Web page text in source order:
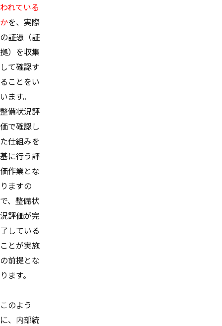
われている
かを、実際
の証憑（証
拠）を収集
して確認す
ることをい
います。
整備状況評
価で確認し
た仕組みを
基に行う評
価作業とな
りますの
で、整備状
況評価が完
了している
ことが実施
の前提とな
ります。
このよう
に、内部統